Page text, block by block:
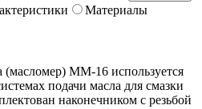
Материалы
(масломер) ММ-16 используется
подачи масла для смазки
наконечником с резьбой